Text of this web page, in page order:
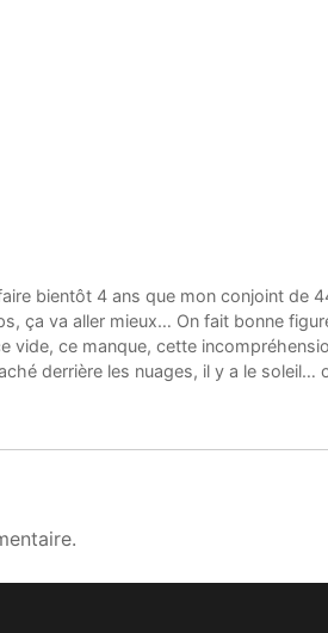
bientôt 4 ans que mon conjoint de
ça va aller mieux… On fait bonne
vide, ce manque, cette
derrière les nuages, il y a le soleil…